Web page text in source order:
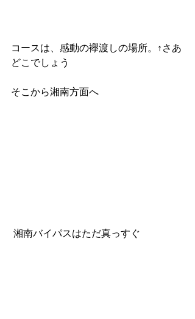
コースは、感動の襷渡しの場所。↑さあ
どこでしょう
そこから湘南方面へ
湘南バイパスはただ真っすぐ